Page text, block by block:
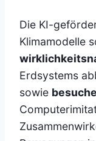
Die KI-
Klimamodelle
Erdsystems
sowie